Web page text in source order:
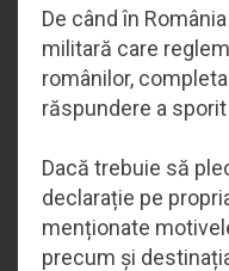
De când în
militară care
românilor,
răspundere a
Dacă trebuie să
declarație pe
menționate
precum și